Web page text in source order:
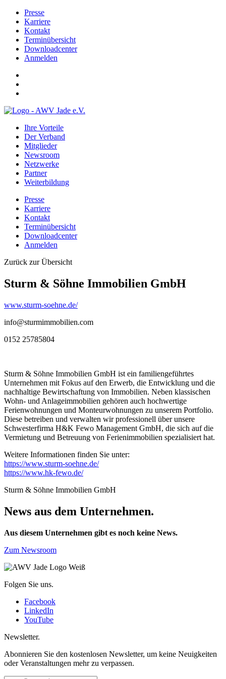
Presse
Karriere
Kontakt
Terminübersicht
Downloadcenter
Anmelden
Ihre Vorteile
Der Verband
Mitglieder
Newsroom
Netzwerke
Partner
Weiterbildung
Presse
Karriere
Kontakt
Terminübersicht
Downloadcenter
Anmelden
Zurück zur Übersicht
Sturm & Söhne Immobilien GmbH
www.sturm-soehne.de/
info@sturmimmobilien.com
0152 25785804
Sturm & Söhne Immobilien GmbH ist ein familiengeführtes
Unternehmen mit Fokus auf den Erwerb, die Entwicklung und die
nachhaltige Bewirtschaftung von Immobilien. Neben klassischen
Wohn- und Anlageimmobilien gehören auch hochwertige
Ferienwohnungen und Monteurwohnungen zu unserem Portfolio.
Diese betreiben und verwalten wir professionell über unsere
Schwesterfirma H&K Fewo Management GmbH, die sich auf die
Vermietung und Betreuung von Ferienimmobilien spezialisiert hat.
Weitere Informationen finden Sie unter:
https://www.sturm-soehne.de/
https://www.hk-fewo.de/
Sturm & Söhne Immobilien GmbH
News aus dem Unternehmen.
Aus diesem Unternehmen gibt es noch keine News.
Zum Newsroom
Folgen Sie uns.
Facebook
LinkedIn
YouTube
Newsletter.
Abonnieren Sie den kostenlosen Newsletter, um keine Neuigkeiten
oder Veranstaltungen mehr zu verpassen.